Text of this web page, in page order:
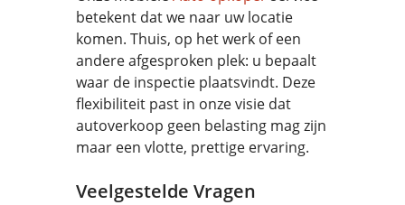
betekent dat we naar uw locatie
komen. Thuis, op het werk of een
andere afgesproken plek: u bepaalt
waar de inspectie plaatsvindt. Deze
flexibiliteit past in onze visie dat
autoverkoop geen belasting mag zijn
maar een vlotte, prettige ervaring.
Veelgestelde Vragen